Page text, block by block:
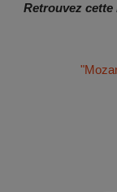
Retrouvez cette